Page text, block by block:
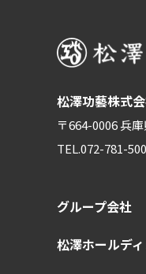
松澤功藝株式
〒664-0006 兵
TEL.072-781-
グループ会社
松澤ホールデ